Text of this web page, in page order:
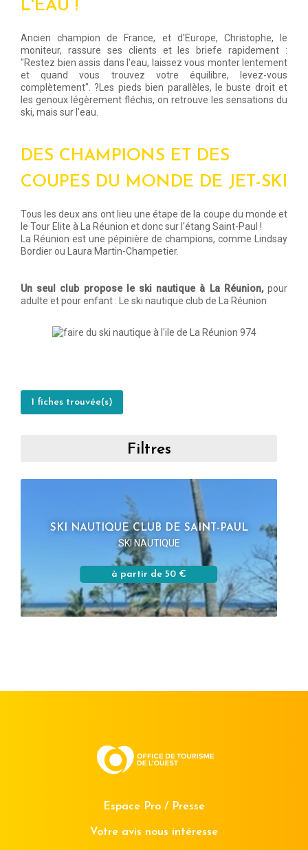
L'EAU !
Ancien champion de France, et d'Europe, Christophe, le
moniteur, rassure ses clients et les briefe rapidement :
"Restez bien assis dans l'eau, laissez vous monter lentement
et quand vous trouvez votre équilibre, levez-vous
complètement". ?Les pieds bien parallèles, le buste droit et
les genoux légèrement fléchis, on retrouve les sensations du
ski, mais sur l'eau.
DES CHAMPIONS ET DES
COUPES DU MONDE DE JET-SKI
Tous les deux ans ont lieu une étape de la coupe du monde et
le Tour Elite à La Réunion et donc sur l'étang Saint-Paul !
La Réunion est une pépinière de champions, comme Lindsay
Bordier ou Laura Martin-Champetier.
Un seul club propose le ski nautique à La Réunion,pour
adulte et pour enfant : Le ski nautique club de La Réunion
1 fiches trouvée(s)
Filtres
SKI NAUTIQUE CLUB DE SAINT-PAUL
SKI NAUTIQUE
à partir de 50 €
Espace Pro / Presse
Votre avis nous intéresse